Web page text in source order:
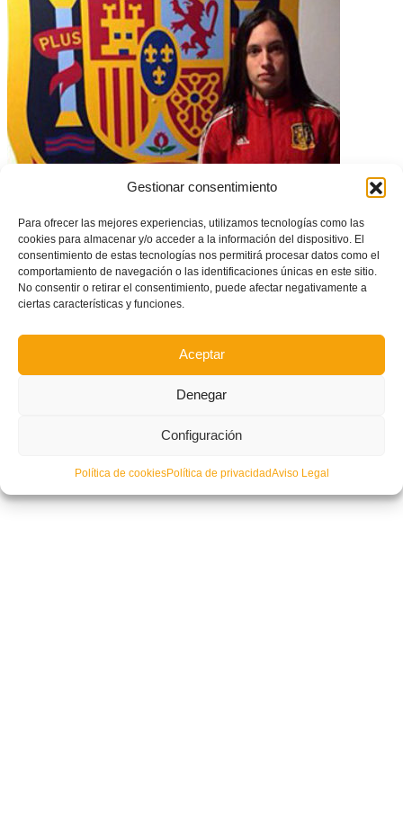
Gestionar consentimiento
Para ofrecer las mejores experiencias, utilizamos tecnologías como las
cookies para almacenar y/o acceder a la información del dispositivo. El
consentimiento de estas tecnologías nos permitirá procesar datos como el
comportamiento de navegación o las identificaciones únicas en este sitio.
No consentir o retirar el consentimiento, puede afectar negativamente a
ciertas características y funciones.
Aceptar
Denegar
Configuración
Política de cookiesPolítica de privacidadAviso Legal
Salva Gomar, nuevo miembro de la Comisión para la Primera RFEF